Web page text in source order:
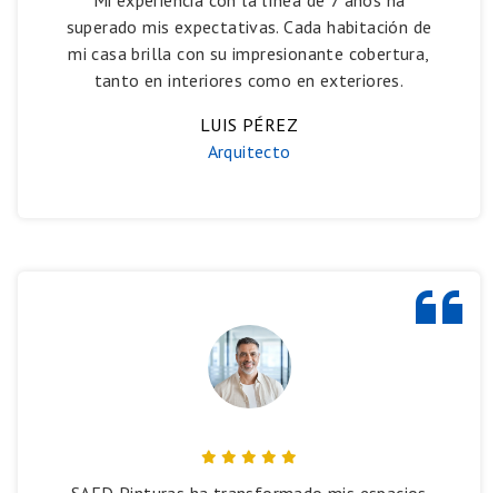
superado mis expectativas. Cada habitación de
mi casa brilla con su impresionante cobertura,
tanto en interiores como en exteriores.
LUIS PÉREZ
Arquitecto